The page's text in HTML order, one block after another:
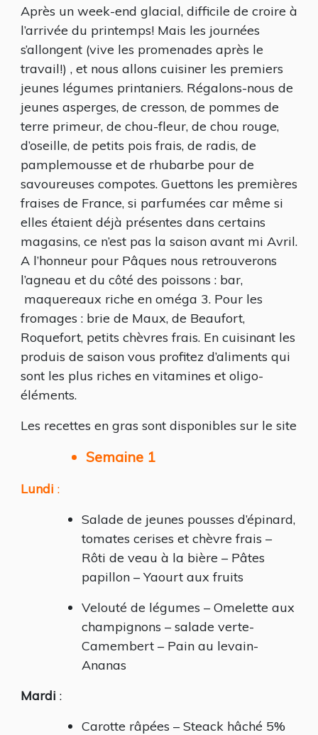
Après un week-end glacial, difficile de croire à
l’arrivée du printemps! Mais les journées
s’allongent (vive les promenades après le
travail!) , et nous allons cuisiner les premiers
jeunes légumes printaniers. Régalons-nous de
jeunes asperges, de cresson, de pommes de
terre primeur, de chou-fleur, de chou rouge,
d’oseille, de petits pois frais, de radis, de
pamplemousse et de rhubarbe pour de
savoureuses compotes. Guettons les premières
fraises de France, si parfumées car même si
elles étaient déjà présentes dans certains
magasins, ce n’est pas la saison avant mi Avril.
A l’honneur pour Pâques nous retrouverons
l’agneau et du côté des poissons : bar,
maquereaux riche en oméga 3. Pour les
fromages : brie de Maux, de Beaufort,
Roquefort, petits chèvres frais. En cuisinant les
produis de saison vous profitez d’aliments qui
sont les plus riches en vitamines et oligo-
éléments.
Les recettes en gras sont disponibles sur le site
Semaine 1
Lundi :
Salade de jeunes pousses d’épinard,
tomates cerises et chèvre frais –
Rôti de veau à la bière – Pâtes
papillon – Yaourt aux fruits
Velouté de légumes – Omelette aux
champignons – salade verte-
Camembert – Pain au levain-
Ananas
Mardi :
Carotte râpées – Steack hâché 5%